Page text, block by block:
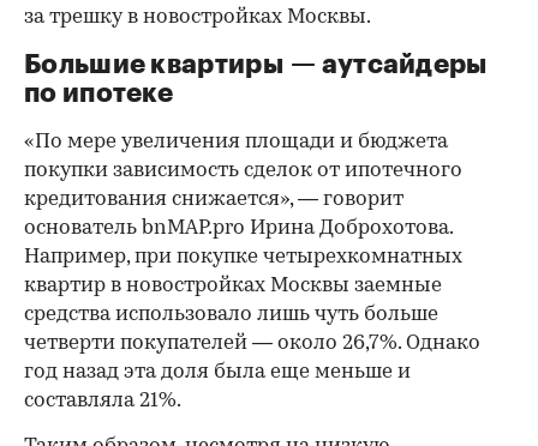
за трешку в новостройках Москвы.
Большие квартиры — аутсайдеры
по ипотеке
«По мере увеличения площади и бюджета
покупки зависимость сделок от ипотечного
кредитования снижается», — говорит
основатель bnMAP.pro Ирина Доброхотова.
Например, при покупке четырехкомнатных
квартир в новостройках Москвы заемные
средства использовало лишь чуть больше
четверти покупателей — около 26,7%. Однако
год назад эта доля была еще меньше и
составляла 21%.